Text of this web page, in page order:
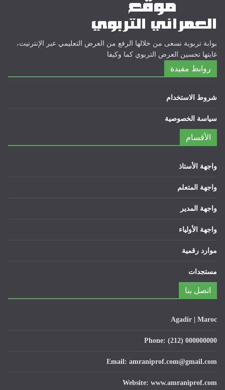
بوابة تربوية نسعى من خلالها الرفع من العرض التعليمي عبر الإنترنيت،
غايتها تحسين العرض التربوي كما وكيفا
روابط مفيدة
شروط الاستخدام
سياسة الخصوصية
الأقسام
واجهة الأستاذ
واجهة المتعلم
واجهة المدير
واجهة الأولياء
موارد رقمية
مستجدات
اتصل بنا
Agadir | Maroc
Phone: (212) 000000000
Email: amraniprof.com@gmail.com
Website: www.amraniprof.com